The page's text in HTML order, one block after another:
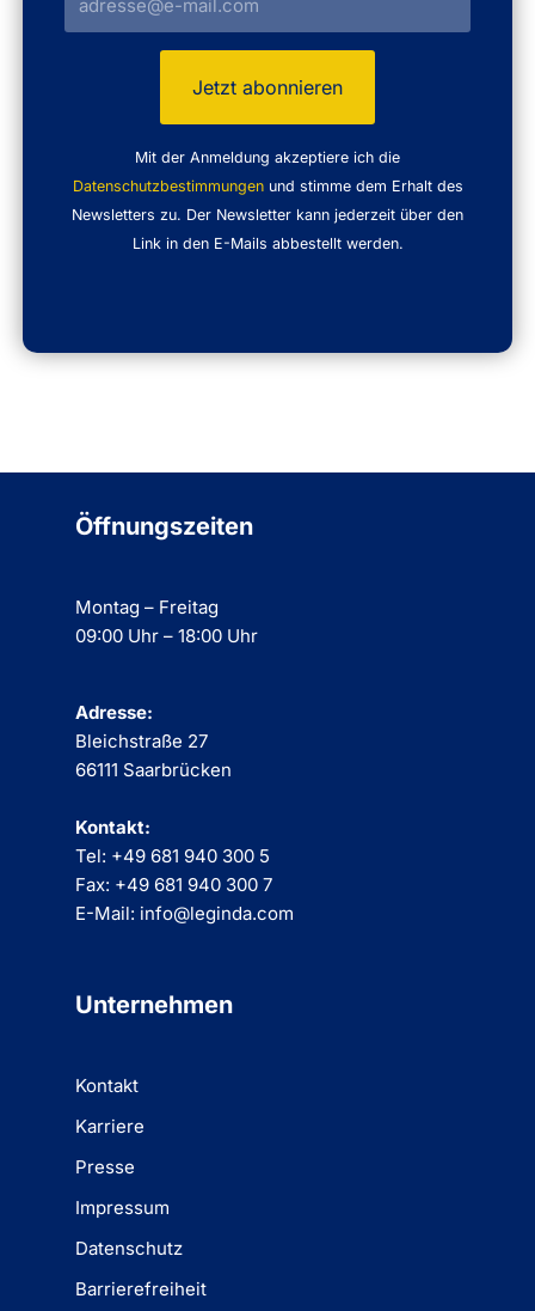
Mit der Anmeldung akzeptiere ich die
Datenschutzbestimmungenund stimme dem Erhalt des
Newsletters zu. Der Newsletter kann jederzeit über den
Link in den E-Mails abbestellt werden.
Öffnungszeiten
Montag – Freitag
09:00 Uhr – 18:00 Uhr
Adresse:
Bleichstraße 27
66111 Saarbrücken
Kontakt:
Tel: +49 681 940 300 5
Fax: +49 681 940 300 7
E-Mail: info@leginda.com
Unternehmen
Kontakt
Karriere
Presse
Impressum
Datenschutz
Barrierefreiheit